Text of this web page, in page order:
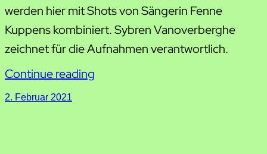
werden hier mit Shots von Sängerin Fenne
Kuppens kombiniert. Sybren Vanoverberghe
zeichnet für die Aufnahmen verantwortlich.
Continue reading
2. Februar 2021